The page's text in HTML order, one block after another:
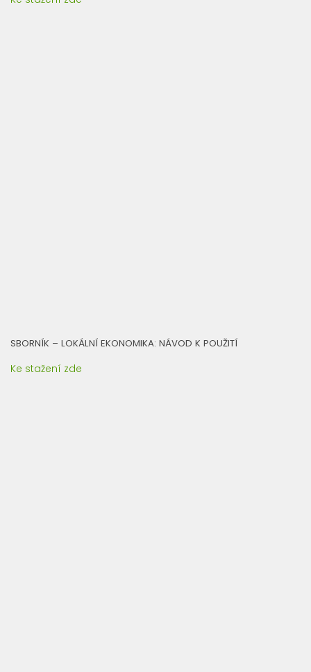
SBORNÍK – LOKÁLNÍ EKONOMIKA: NÁVOD K POUŽITÍ
Ke stažení zde